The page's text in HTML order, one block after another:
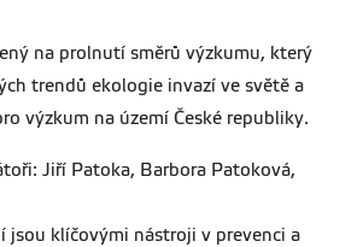
na prolnutí směrů výzkumu, který
trendů ekologie invazí ve světě a
výzkum na území České republiky.
Jiří Patoka, Barbora Patoková,
jsou klíčovými nástroji v prevenci a